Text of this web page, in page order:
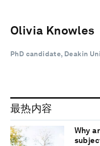
Olivia Knowles
PhD candidate, Deakin
最热内容
Why